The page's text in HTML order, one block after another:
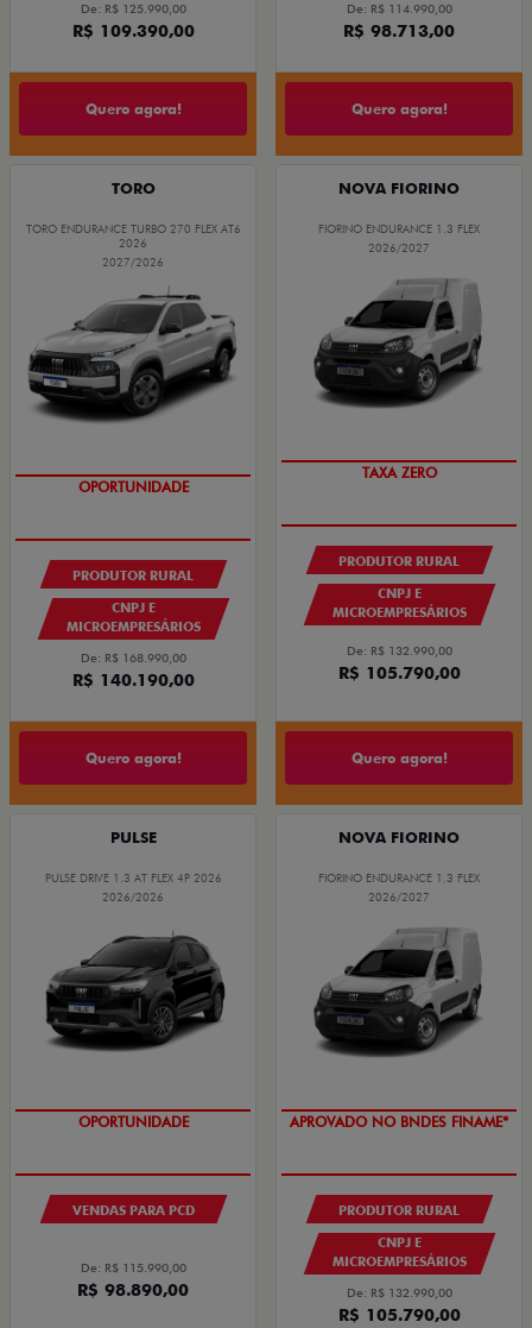
De: R$ 125.990,00
R$ 109.390,00
Quero agora!
De: R$ 114.990,00
R$ 98.713,00
Quero agora!
TORO
TORO ENDURANCE TURBO 270 FLEX AT6
2026
2027/2026
PRODUTOR RURAL
CNPJ E
MICROEMPRESÁRIOS
De: R$ 168.990,00
R$ 140.190,00
Quero agora!
NOVA FIORINO
FIORINO ENDURANCE 1.3 FLEX
2026/2027
TAXA ZERO
PRODUTOR RURAL
CNPJ E
MICROEMPRESÁRIOS
De: R$ 132.990,00
R$ 105.790,00
Quero agora!
PULSE
PULSE DRIVE 1.3 AT FLEX 4P 2026
2026/2026
OPORTUNIDADE
VENDAS PARA PCD
De: R$ 115.990,00
R$ 98.890,00
NOVA FIORINO
FIORINO ENDURANCE 1.3 FLEX
2026/2027
APROVADO NO BNDES FINAME*
PRODUTOR RURAL
CNPJ E
MICROEMPRESÁRIOS
De: R$ 132.990,00
R$ 105.790,00